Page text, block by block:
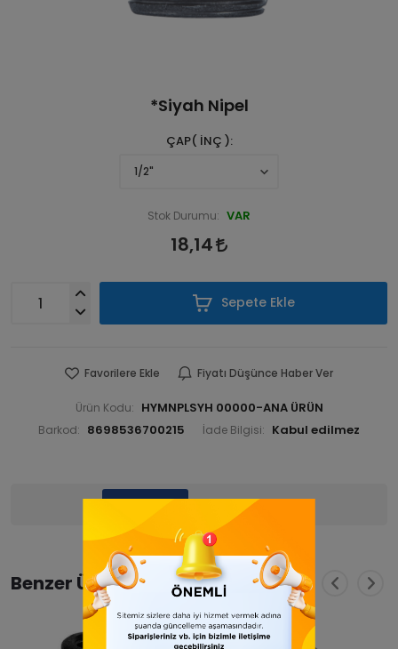
*Siyah Nipel
ÇAP( İNÇ )
Stok Durumu: VAR
18,14
Sepete Ekle
Favorilere Ekle Fiyatı Düşünce Haber Ver
Ürün Kodu: HYMNPLSYH 00000-ANA ÜRÜN
Barkod: 8698536700215 İade Bilgisi:
Yorumlar
Benzer Ürünler